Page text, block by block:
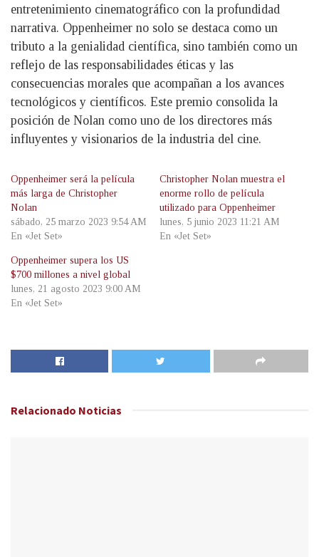
entretenimiento cinematográfico con la profundidad
narrativa. Oppenheimer no solo se destaca como un
tributo a la genialidad científica, sino también como un
reflejo de las responsabilidades éticas y las
consecuencias morales que acompañan a los avances
tecnológicos y científicos. Este premio consolida la
posición de Nolan como uno de los directores más
influyentes y visionarios de la industria del cine.
Oppenheimer será la película
más larga de Christopher
Nolan
sábado, 25 marzo 2023 9:54 AM
En «Jet Set»
Christopher Nolan muestra el
enorme rollo de película
utilizado para Oppenheimer
lunes, 5 junio 2023 11:21 AM
En «Jet Set»
Oppenheimer supera los US
$700 millones a nivel global
lunes, 21 agosto 2023 9:00 AM
En «Jet Set»
Relacionado Noticias